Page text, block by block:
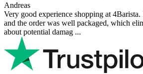
Andreas
Very good experience shopping at
and the order was well packaged, which
about potential damag ...